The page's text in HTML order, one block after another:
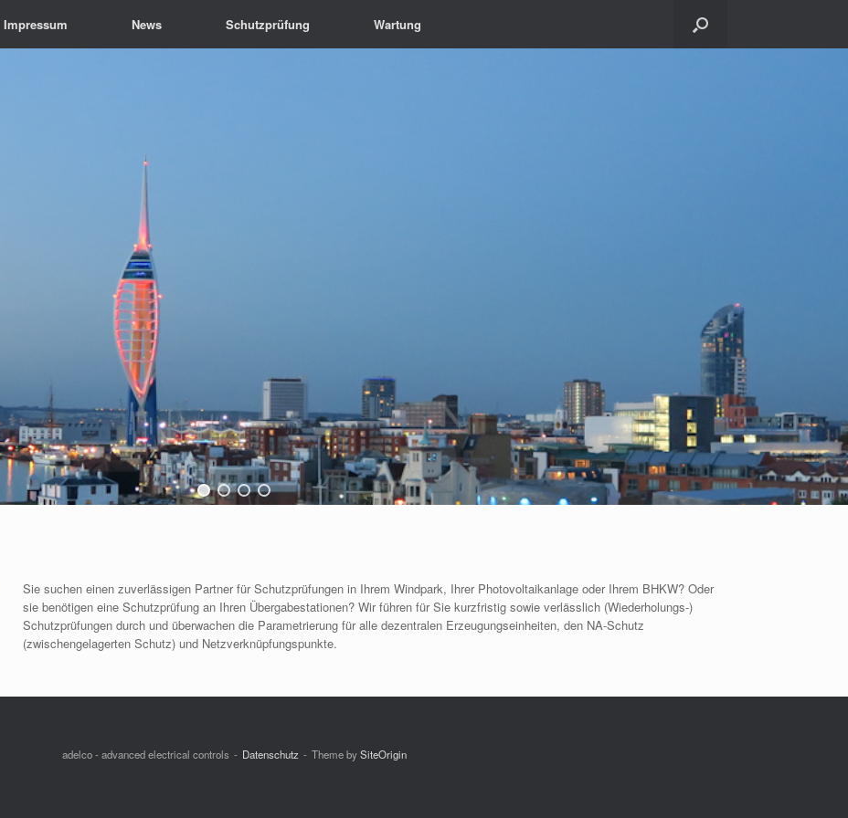
Impressum News Schutzprüfung Wartung
Sie suchen einen zuverlässigen Partner für Schutzprüfungen in Ihrem Windpark, Ihrer Photovoltaikanlage oder Ihrem BHKW? Oder
sie benötigen eine Schutzprüfung an Ihren Übergabestationen? Wir führen für Sie kurzfristig sowie verlässlich (Wiederholungs-)
Schutzprüfungen durch und überwachen die Parametrierung für alle dezentralen Erzeugungseinheiten, den NA-Schutz
(zwischengelagerten Schutz) und Netzverknüpfungspunkte.
adelco - advanced electrical controls Datenschutz Theme bySiteOrigin